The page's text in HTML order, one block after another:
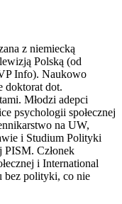
z niemiecką
Polską (od
Info). Naukowo
doktorat dot.
Młodzi adepci
psychologii społecznej
na UW,
i Studium Polityki
Członek
i International
bez polityki, co nie